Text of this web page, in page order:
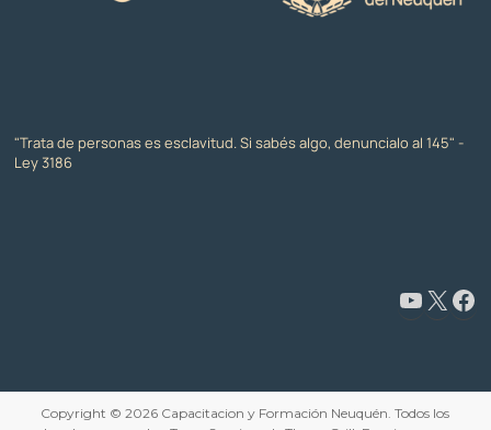
"Trata de personas es esclavitud. Si sabés algo, denuncialo al 145" -
Ley 3186
www.youtube.com/@CapacitaciónyFormaciónNeuquén X Facebook
Copyright © 2026 Capacitacion y Formación Neuquén. Todos los